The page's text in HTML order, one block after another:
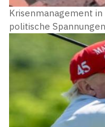
Krisenmanagement
politische